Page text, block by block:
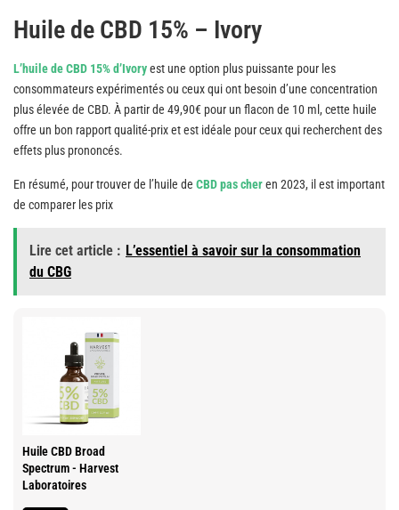
Huile de CBD 15% – Ivory
L’huile de CBD 15% d’Ivoryest une option plus puissante pour les
consommateurs expérimentés ou ceux qui ont besoin d’une concentration
plus élevée de CBD. À partir de 49,90€ pour un flacon de 10 ml, cette huile
offre un bon rapport qualité-prix et est idéale pour ceux qui recherchent des
effets plus prononcés.
En résumé, pour trouver de l’huile de CBD pas cheren 2023, il est important
de comparer les prix
Lire cet article : L’essentiel à savoir sur la consommation
du CBG
Huile CBD Broad
Spectrum - Harvest
Laboratoires